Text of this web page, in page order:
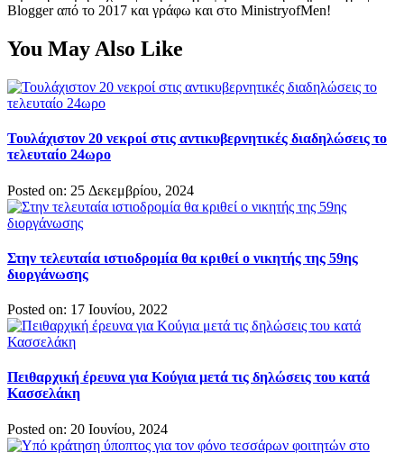
Blogger από το 2017 και γράφω και στο MinistryofMen!
You May Also Like
Τουλάχιστον 20 νεκροί στις αντικυβερνητικές διαδηλώσεις το
τελευταίο 24ωρο
Posted on: 25 Δεκεμβρίου, 2024
Στην τελευταία ιστιοδρομία θα κριθεί ο νικητής της 59ης
διοργάνωσης
Posted on: 17 Ιουνίου, 2022
Πειθαρχική έρευνα για Κούγια μετά τις δηλώσεις του κατά
Κασσελάκη
Posted on: 20 Ιουνίου, 2024